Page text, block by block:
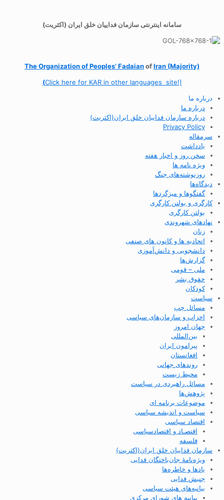
سامانه اینترنتی سازمان فداییان خلق ایران (اکثریت)
The Organization ofPeoples’ FadaianofIran (Majority)
(Click here for KAR in other languages site!)
درباره ما
درباره ما
درباره سازمان فداییان خلق ایران(اکثریت)
Privacy Policy
سرمقاله
یادداشت
سخن روز و اخبار هفته
ویژه نامه ها
روزنوشته‌های جنگ
دیدگاه‌ها
گفتگوها و میزگردها
کارگری و بولتن کارگری
بولتن کارگری
نهادهای شهروندی
زنان
اتحادیه ها و کانون های صنفی
دانشجویی و دانش‌آموزی
گزارش‌ها
ملی – قومی
حقوق بشر
کودکان
سیاست
مسائل چپ
احزاب و سازمان‌های سیاسی
جهان امروز
بین‌المللی
پیرامون ایران
افغانستان
روندهای جهانی
محیط زیست
مسائل راهبردی در سیاست
پژوهش‌ها
موضوعات برنامه ای
سیاست و اندیشه سیاسی
اقتصاد سیاسی
اقتصـاد و اقتصاد‌سیاسی
فلسفه
سازمان فداییان خلق ایران(اکثریت)
ویژه‌نامهٔ جان‌باختگان فدایی
یادها و خاطره‌ها
جنبش فدایی
بیانیه‌های هیئت سیاسی
بیانیه های شورای مرکزی